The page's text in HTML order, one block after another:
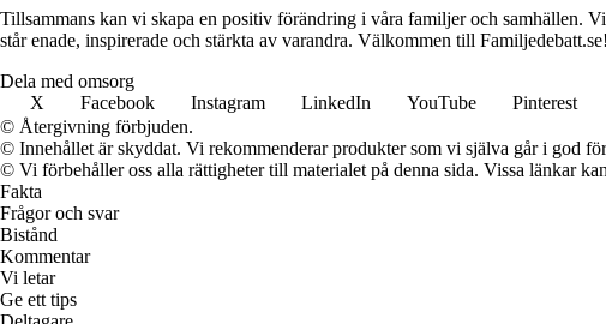
Tillsammans kan vi skapa en positiv förändring i våra familjer och samhällen.
står enade, inspirerade och stärkta av varandra. Välkommen till Familjedebatt.se!
Dela med omsorg
X
Facebook Instagram LinkedIn YouTube Pinterest
© Återgivning förbjuden.
© Innehållet är skyddat. Vi rekommenderar produkter som vi själva går i god
© Vi förbehåller oss alla rättigheter till materialet på denna sida. Vissa länkar
Fakta
Frågor och svar
Bistånd
Kommentar
Vi letar
Ge ett tips